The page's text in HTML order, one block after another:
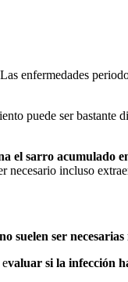
enfermedades
puede ser bastante
el sarro acumulado
necesario incluso
no suelen ser necesarias
valuar si la infección